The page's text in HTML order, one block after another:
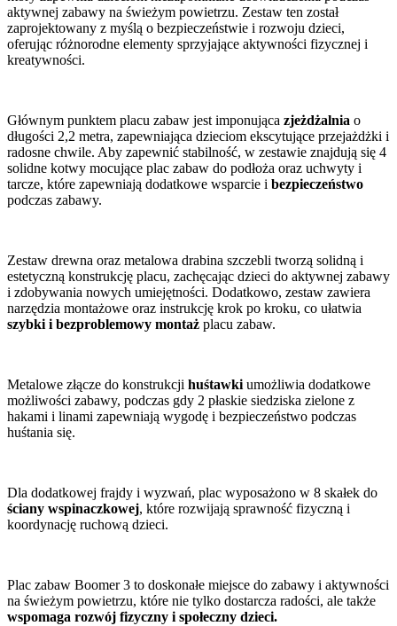
aktywnej zabawy na świeżym powietrzu. Zestaw ten został
zaprojektowany z myślą o bezpieczeństwie i rozwoju dzieci,
oferując różnorodne elementy sprzyjające aktywności fizycznej i
kreatywności.
Głównym punktem placu zabaw jest imponująca zjeżdżalnia o
długości 2,2 metra, zapewniająca dzieciom ekscytujące przejażdżki i
radosne chwile. Aby zapewnić stabilność, w zestawie znajdują się 4
solidne kotwy mocujące plac zabaw do podłoża oraz uchwyty i
tarcze, które zapewniają dodatkowe wsparcie i bezpieczeństwo
podczas zabawy.
Zestaw drewna oraz metalowa drabina szczebli tworzą solidną i
estetyczną konstrukcję placu, zachęcając dzieci do aktywnej zabawy
i zdobywania nowych umiejętności. Dodatkowo, zestaw zawiera
narzędzia montażowe oraz instrukcję krok po kroku, co ułatwia
szybki i bezproblemowy montaż placu zabaw.
Metalowe złącze do konstrukcji huśtawki umożliwia dodatkowe
możliwości zabawy, podczas gdy 2 płaskie siedziska zielone z
hakami i linami zapewniają wygodę i bezpieczeństwo podczas
huśtania się.
Dla dodatkowej frajdy i wyzwań, plac wyposażono w 8 skałek do
ściany wspinaczkowej, które rozwijają sprawność fizyczną i
koordynację ruchową dzieci.
Plac zabaw Boomer 3 to doskonałe miejsce do zabawy i aktywności
na świeżym powietrzu, które nie tylko dostarcza radości, ale także
wspomaga rozwój fizyczny i społeczny dzieci.